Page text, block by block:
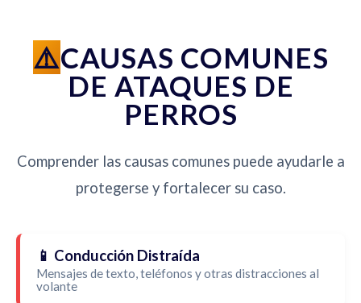
CAUSAS COMUNES
DE ATAQUES DE
PERROS
Comprender las causas comunes puede ayudarle a
protegerse y fortalecer su caso.
📱 Conducción Distraída
Mensajes de texto, teléfonos y otras distracciones al
volante